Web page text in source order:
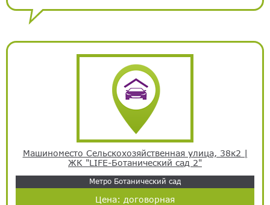
Машиноместо Сельскохозяйственная улица, 38к2 |
ЖК "LIFE-Ботанический сад 2"
Метро Ботанический сад
Цена: договорная